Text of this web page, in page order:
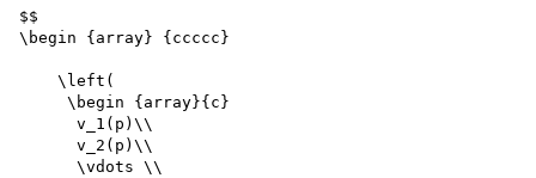
$$
\begin {array} {ccccc}
    \left(
     \begin {array}{c}
      v_1(p)\\
      v_2(p)\\
      \vdots \\